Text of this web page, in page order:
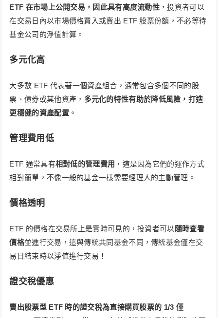
ETF 在市場上公開交易，因此具有高度流動性 ，投資者可以
在交易日內以市場價格買入或賣出 ETF 股票份額，不必等待
基金公司的淨值計算。
多元化高
大多數 ETF 代表著一個資產組合，通常包含多個不同的股
票、債券或其他資產， 多元化的特性有助於降低風險，打造
更穩健的資產配置。
管理費用低
ETF 通常具有相對低的管理費用 ，這是因為它們的運作方式
相對簡單，不像一般的基金一樣需要經理人的主動管理。
價格透明
ETF 的價格在交易所上是實時可見的，投資者可以隨時查看
價格並進行交易，這與傳統共同基金不同，傳統基金僅在交
易日結束時以淨值進行交易！
證交稅優惠
賣出股票型 ETF 時的證交稅為直接購買股票的 1/3 僅